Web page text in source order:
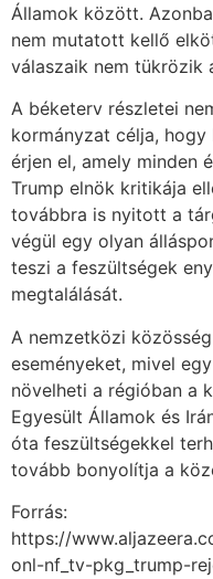
Államok között.
nem mutatott kellő
válaszaik nem tükrözik
A béketerv részletei
kormányzat célja,
érjen el, amely minden
Trump elnök kritikája
továbbra is nyitott a
végül egy olyan
teszi a feszültségek
megtalálását.
A nemzetközi
eseményeket, mivel
növelheti a régióban a
Egyesült Államok és
óta feszültségekkel
tovább bonyolítja a
Forrás:
https://
onl-nf_tv-pkg_trump-